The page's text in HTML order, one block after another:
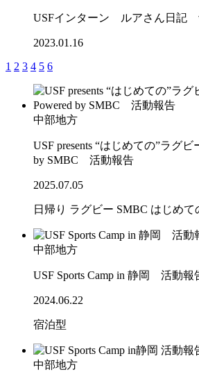
USFインターン ルアさん日記
2023.01.16
1 2 3 4 5 6
中部地方
USF presents “はじめての”ラグビ
by SMBC 活動報告
2025.07.05
日帰り ラグビー SMBC はじめて
中部地方
USF Sports Camp in 静岡 活動報
2024.06.22
宿泊型
中部地方